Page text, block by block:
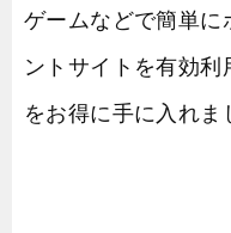
ゲームなどで簡単に
ントサイトを有効利
をお得に手に入れま